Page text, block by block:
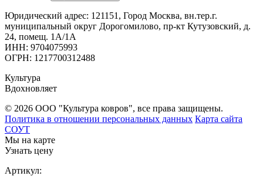
Юридический адрес: 121151, Город Москва, вн.тер.г.
муниципальный округ Дорогомилово, пр-кт Кутузовский, д.
24, помещ. 1А/1А
ИНН: 9704075993
ОГРН: 1217700312488
Культура
Вдохновляет
© 2026 ООО "Культура ковров", все права защищены.
Политика в отношении персональных данных Карта сайта
СОУТ
Мы на карте
Узнать цену
Артикул: